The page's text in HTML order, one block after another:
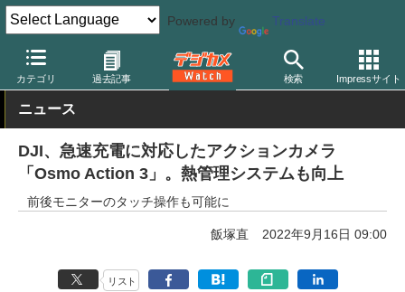
Powered by Translate
カテゴリ 過去記事 検索 Impressサイト
デジカメ Watch カメラ レンズ一体型（コンパクト）カメラ そ
ニュース
DJI、急速充電に対応したアクションカメラ
「Osmo Action 3」。熱管理システムも向上
前後モニターのタッチ操作も可能に
飯塚直 2022年9月16日 09:00
リスト